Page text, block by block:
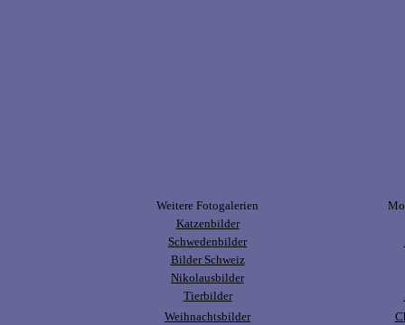
Weitere Fotogalerien
Katzenbilder
Schwedenbilder
Bilder Schweiz
Nikolausbilder
Tierbilder
Weihnachtsbilder